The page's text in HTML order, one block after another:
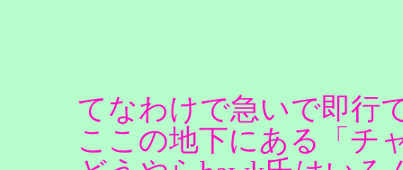
てなわけで急いで即行
ここの地下にある「チ